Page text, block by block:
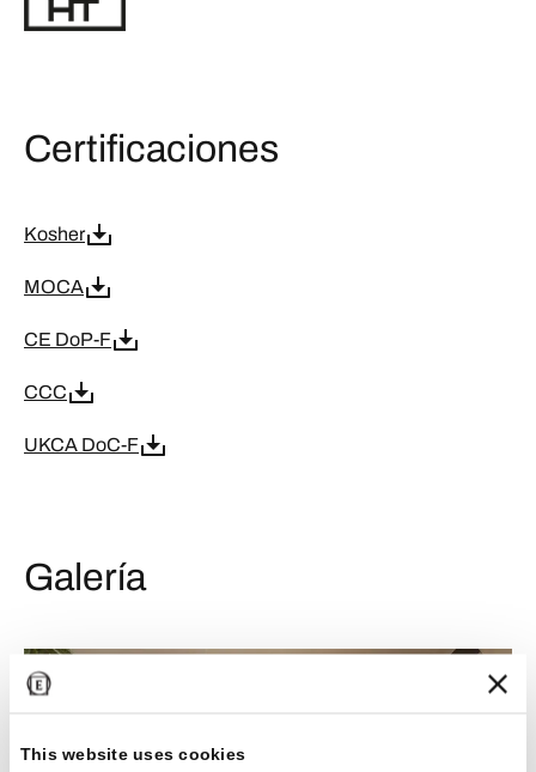
This website uses cookies
Certificaciones
Kosher
MOCA
CE DoP-F
CCC
UKCA DoC-F
Galería